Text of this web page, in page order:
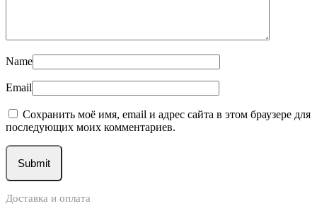
Name
Email
Сохранить моё имя, email и адрес сайта в этом браузере для
последующих моих комментариев.
Доставка и оплата